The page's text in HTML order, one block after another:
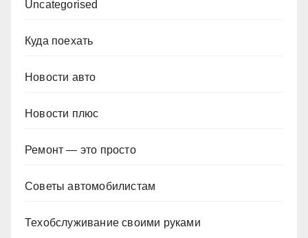
Uncategorised
Куда поехать
Новости авто
Новости плюс
Ремонт — это просто
Советы автомобилистам
Техобслуживание своими руками